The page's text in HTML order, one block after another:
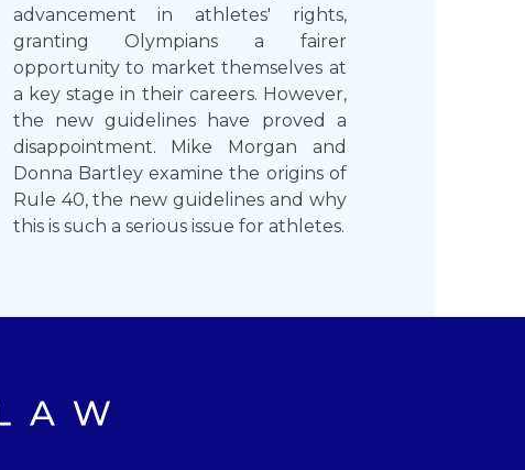
advancement in athletes' rights,
granting Olympians a fairer
opportunity to market themselves at
a key stage in their careers. However,
the new guidelines have proved a
disappointment. Mike Morgan and
Donna Bartley examine the origins of
Rule 40, the new guidelines and why
this is such a serious issue for athletes.